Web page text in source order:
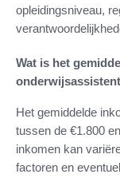
opleidingsniveau,
Wat is het
Het gemiddelde
tussen de €1.800
inkomen kan
factoren en